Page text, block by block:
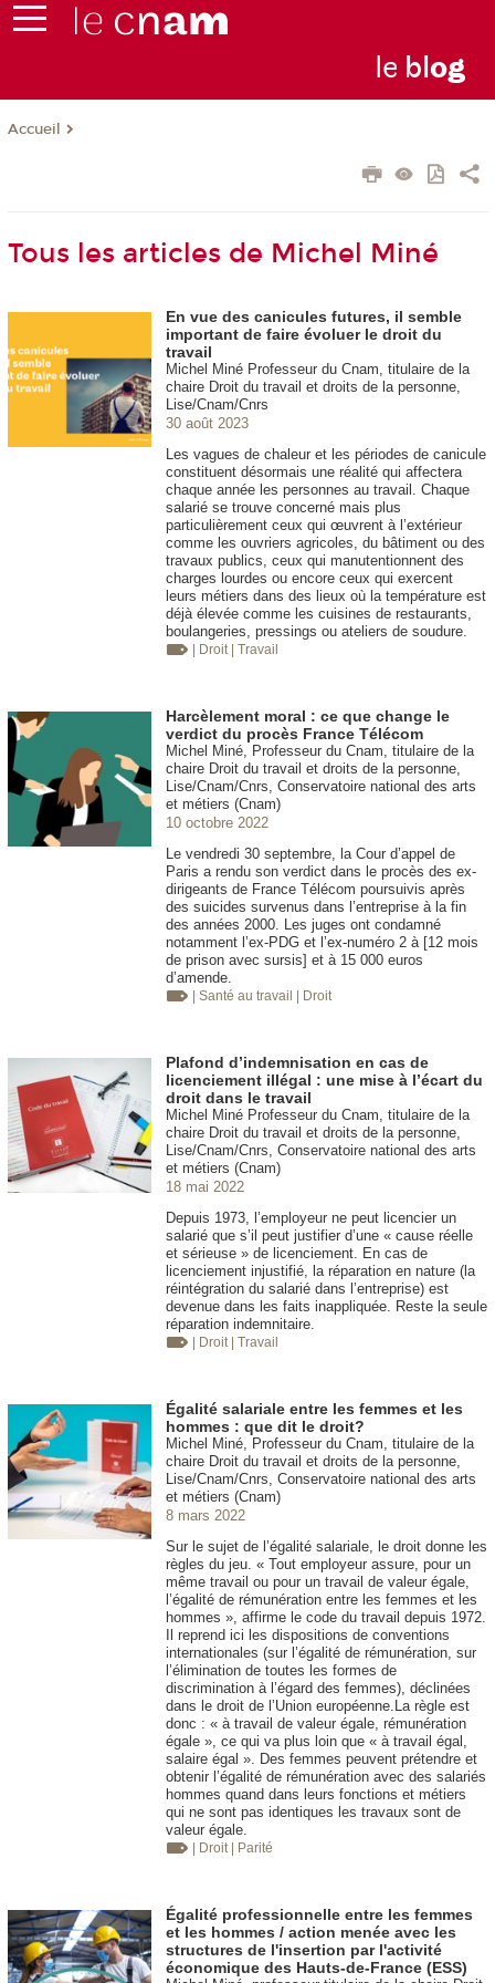
le blog
Accueil
Tous les articles de Michel Miné
En vue des canicules futures, il semble
important de faire évoluer le droit du
travail
Michel Miné Professeur du Cnam, titulaire de la
chaire Droit du travail et droits de la personne,
Lise/Cnam/Cnrs
30 août 2023
Les vagues de chaleur et les périodes de canicule
constituent désormais une réalité qui affectera
chaque année les personnes au travail. Chaque
salarié se trouve concerné mais plus
particulièrement ceux qui œuvrent à l’extérieur
comme les ouvriers agricoles, du bâtiment ou des
travaux publics, ceux qui manutentionnent des
charges lourdes ou encore ceux qui exercent
leurs métiers dans des lieux où la température est
déjà élevée comme les cuisines de restaurants,
boulangeries, pressings ou ateliers de soudure.
| Droit | Travail
Harcèlement moral : ce que change le
verdict du procès France Télécom
Michel Miné, Professeur du Cnam, titulaire de la
chaire Droit du travail et droits de la personne,
Lise/Cnam/Cnrs, Conservatoire national des arts
et métiers (Cnam)
10 octobre 2022
Le vendredi 30 septembre, la Cour d’appel de
Paris a rendu son verdict dans le procès des ex-
dirigeants de France Télécom poursuivis après
des suicides survenus dans l’entreprise à la fin
des années 2000. Les juges ont condamné
notamment l’ex-PDG et l’ex-numéro 2 à [12 mois
de prison avec sursis] et à 15 000 euros
d’amende.
| Santé au travail | Droit
Plafond d’indemnisation en cas de
licenciement illégal : une mise à l’écart du
droit dans le travail
Michel Miné Professeur du Cnam, titulaire de la
chaire Droit du travail et droits de la personne,
Lise/Cnam/Cnrs, Conservatoire national des arts
et métiers (Cnam)
18 mai 2022
Depuis 1973, l’employeur ne peut licencier un
salarié que s’il peut justifier d’une « cause réelle
et sérieuse » de licenciement. En cas de
licenciement injustifié, la réparation en nature (la
réintégration du salarié dans l’entreprise) est
devenue dans les faits inappliquée. Reste la seule
réparation indemnitaire.
| Droit | Travail
Égalité salariale entre les femmes et les
hommes : que dit le droit?
Michel Miné, Professeur du Cnam, titulaire de la
chaire Droit du travail et droits de la personne,
Lise/Cnam/Cnrs, Conservatoire national des arts
et métiers (Cnam)
8 mars 2022
Sur le sujet de l’égalité salariale, le droit donne les
règles du jeu. « Tout employeur assure, pour un
même travail ou pour un travail de valeur égale,
l’égalité de rémunération entre les femmes et les
hommes », affirme le code du travail depuis 1972.
Il reprend ici les dispositions de conventions
internationales (sur l’égalité de rémunération, sur
l’élimination de toutes les formes de
discrimination à l’égard des femmes), déclinées
dans le droit de l’Union européenne.La règle est
donc : « à travail de valeur égale, rémunération
égale », ce qui va plus loin que « à travail égal,
salaire égal ». Des femmes peuvent prétendre et
obtenir l’égalité de rémunération avec des salariés
hommes quand dans leurs fonctions et métiers
qui ne sont pas identiques les travaux sont de
valeur égale.
| Droit | Parité
Égalité professionnelle entre les femmes
et les hommes / action menée avec les
structures de l'insertion par l'activité
économique des Hauts-de-France (ESS)